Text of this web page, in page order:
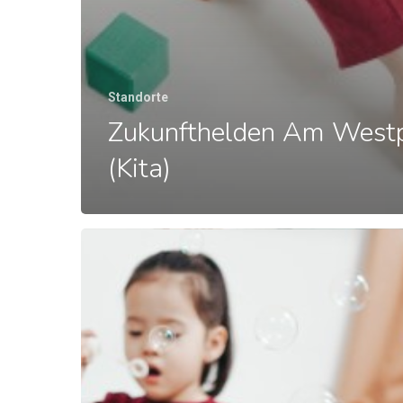
Standorte
Zukunfthelden Am
(Kita)